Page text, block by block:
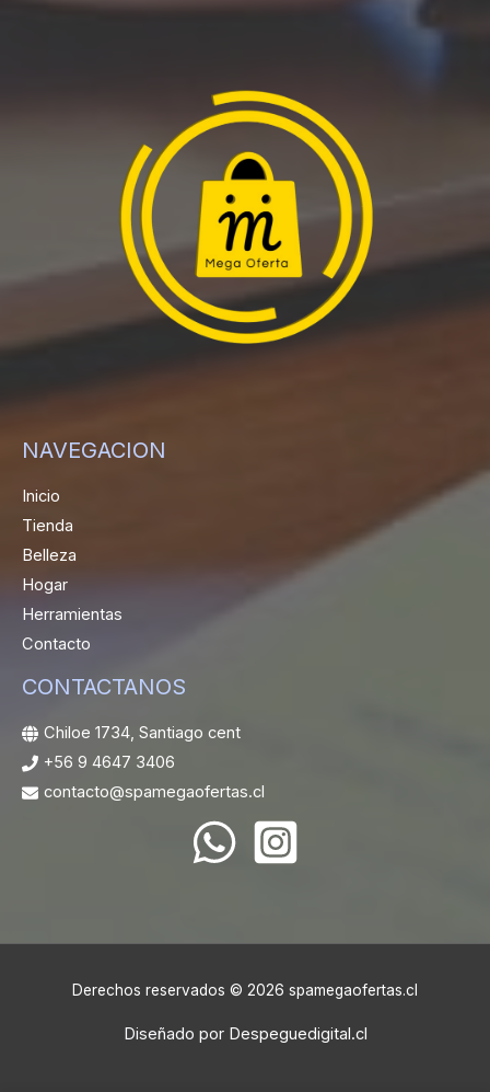
NAVEGACION
Inicio
Tienda
Belleza
Hogar
Herramientas
Contacto
CONTACTANOS
Chiloe 1734, Santiago cent
+56 9 4647 3406
contacto@spamegaofertas.cl
Derechos reservados © 2026 spamegaofertas.cl
Diseñado por Despeguedigital.cl